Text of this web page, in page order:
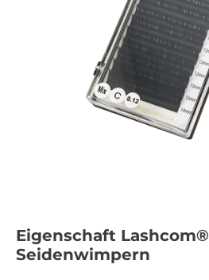
Eigenschaft Lashcom®
Seidenwimpern